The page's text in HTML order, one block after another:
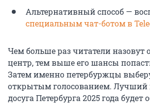
Альтернативный способ —
специальным чат-ботом в
Чем больше раз читатели назовут
центр, тем выше его шансы
Затем именно петербуржцы
открытым голосованием. Лучший
досуга Петербурга 2025 года будет